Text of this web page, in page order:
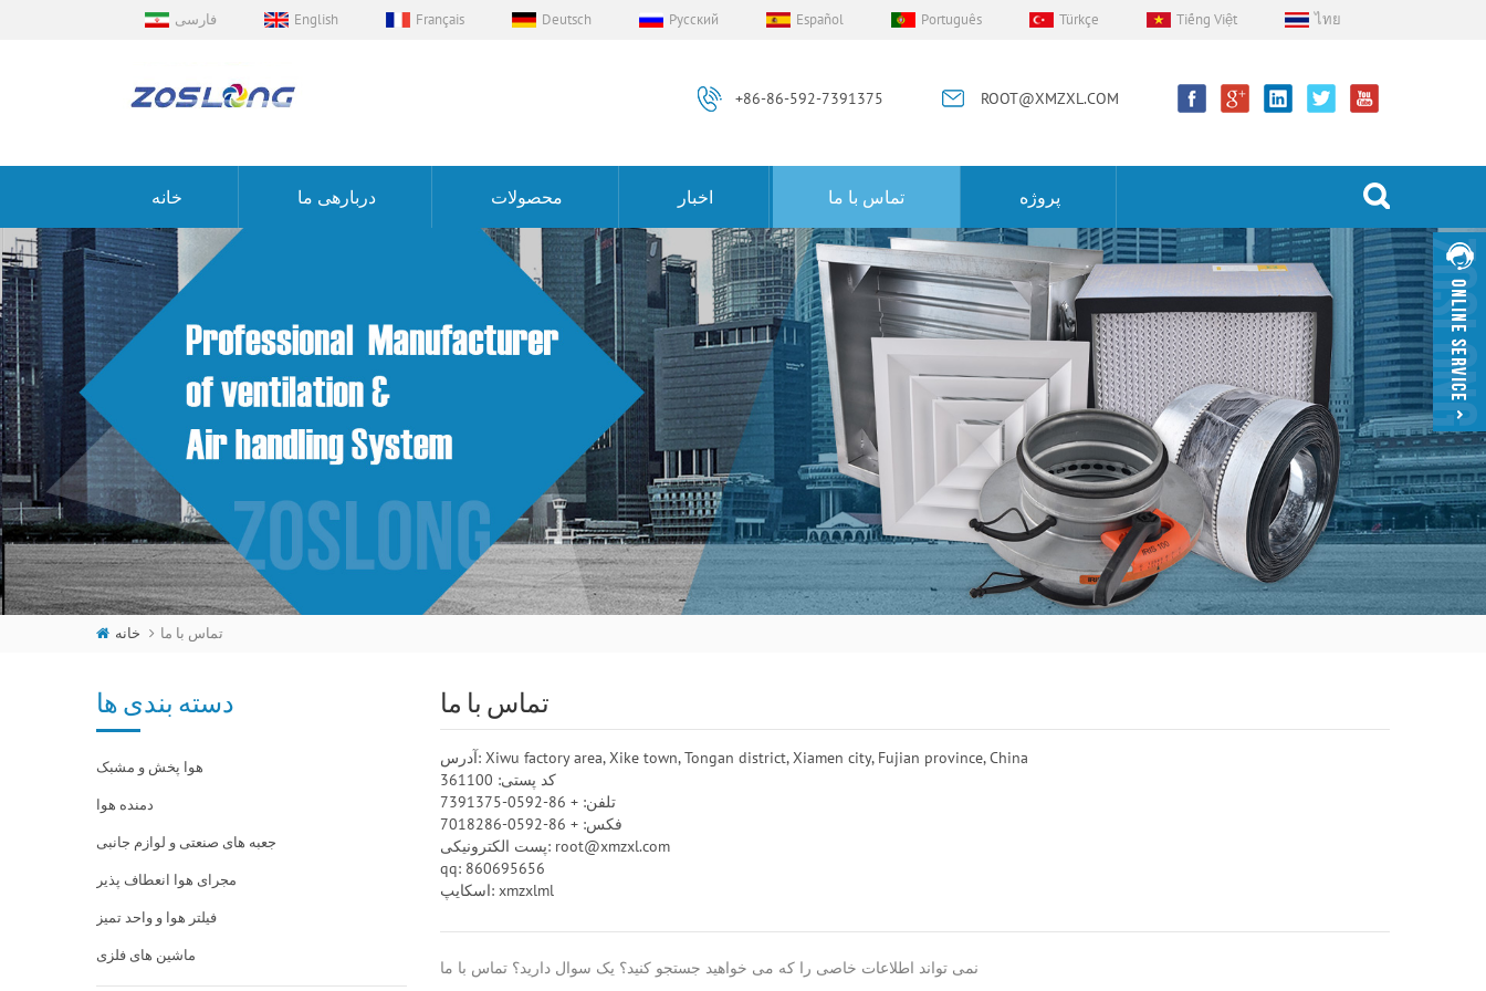
فارسی English Français Deutsch Русский Español Português Türkçe Tiếng Việt ไทย
+86-86-592-7391375 ROOT@XMZXL.COM
خانه دربارهی ما محصولات اخبار تماس با ما پروژه
خانه تماس با ما
دسته بندی ها
هوا پخش و مشبک
دمنده هوا
جعبه های صنعتی و لوازم جانبی
مجرای هوا انعطاف پذیر
فیلتر هوا و واحد تمیز
ماشین های فلزی
تماس با ما
آدرس: Xiwu factory area, Xike town, Tongan district, Xiamen city, Fujian province, China
کد پستی: 361100
تلفن: + 86-0592-7391375
فکس: + 86-0592-7018286
پست الکترونیکی: root@xmzxl.com
qq: 860695656
اسکایپ: xmzxlml
نمی تواند اطلاعات خاصی را که می خواهید جستجو کنید؟ یک سوال دارید؟ تماس با ما